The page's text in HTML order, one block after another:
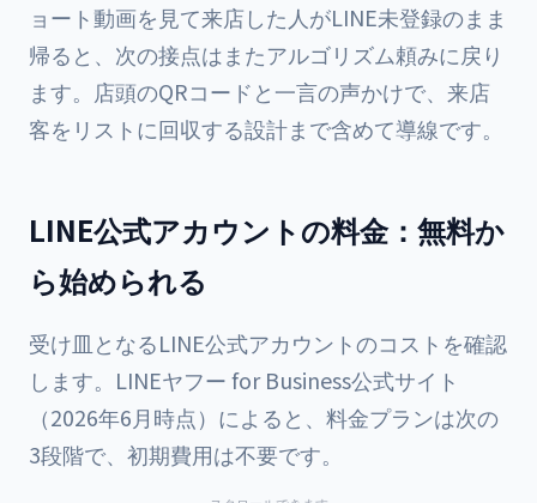
ョート動画を見て来店した人がLINE未登録のまま
帰ると、次の接点はまたアルゴリズム頼みに戻り
ます。店頭のQRコードと一言の声かけで、来店
客をリストに回収する設計まで含めて導線です。
LINE公式アカウントの料金：無料か
ら始められる
受け皿となるLINE公式アカウントのコストを確認
します。LINEヤフー for Business公式サイト
（2026年6月時点）によると、料金プランは次の
3段階で、初期費用は不要です。